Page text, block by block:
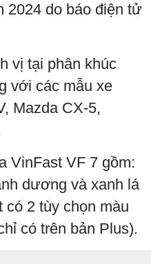
2024 do báo điện tử
vị tại phân khúc
với các mẫu xe
Mazda CX-5,
VinFast VF 7 gồm:
dương và xanh lá
có 2 tùy chọn màu
có trên bản Plus).